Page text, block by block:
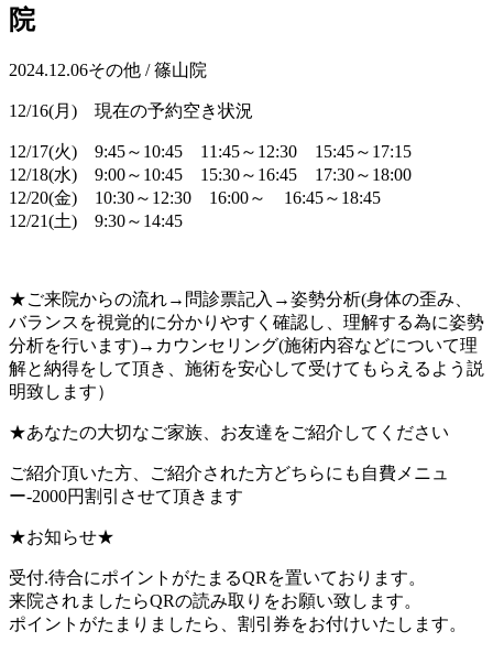
院
2024.12.06その他 / 篠山院
12/16(月) 現在の予約空き状況
12/17(火) 9:45～10:45 11:45～12:30 15:45～17:15
12/18(水) 9:00～10:45 15:30～16:45 17:30～18:00
12/20(金) 10:30～12:30 16:00～ 16:45～18:45
12/21(土) 9:30～14:45
★ご来院からの流れ→問診票記入→姿勢分析(身体の歪み、
バランスを視覚的に分かりやすく確認し、理解する為に姿勢
分析を行います)→カウンセリング(施術内容などについて理
解と納得をして頂き、施術を安心して受けてもらえるよう説
明致します）
★あなたの大切なご家族、お友達をご紹介してください
ご紹介頂いた方、ご紹介された方どちらにも自費メニュ
ー-2000円割引させて頂きます
★お知らせ★
受付.待合にポイントがたまるQRを置いております。
来院されましたらQRの読み取りをお願い致します。
ポイントがたまりましたら、割引券をお付けいたします。